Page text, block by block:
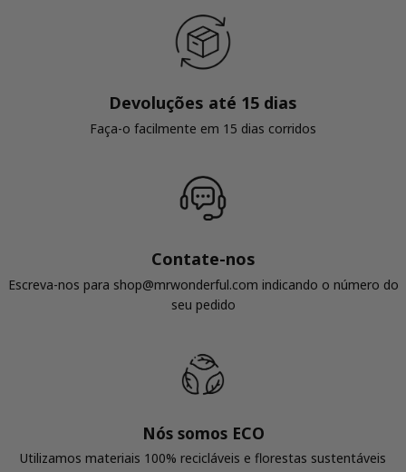
Devoluções até 15 dias
Faça-o facilmente em 15 dias corridos
Contate-nos
Escreva-nos para shop@mrwonderful.com indicando o número do
seu pedido
Nós somos ECO
Utilizamos materiais 100% recicláveis ​​e florestas sustentáveis